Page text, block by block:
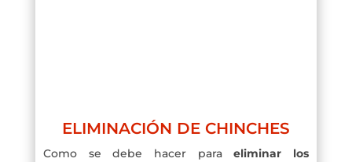
ELIMINACIÓN DE CHINCHES
Como se debe hacer paraeliminar los